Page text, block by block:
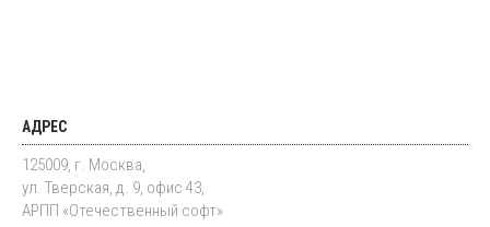
АДРЕС
125009, г. Москва,
ул. Тверская, д. 9, офис 43,
АРПП «Отечественный софт»